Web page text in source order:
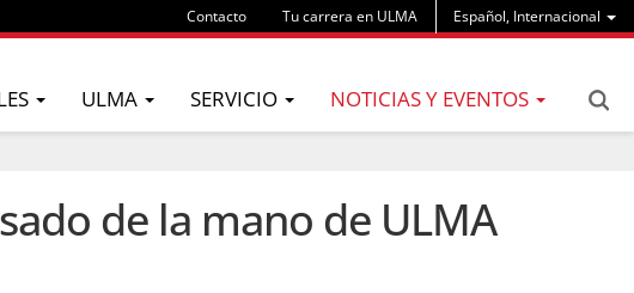
Español, Internacional
Contacto Tu carrera en ULMA
ULMA SERVICIO NOTICIAS Y EVENTOS
de la mano de ULMA